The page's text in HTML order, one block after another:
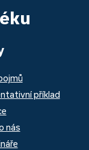
příklad
nás